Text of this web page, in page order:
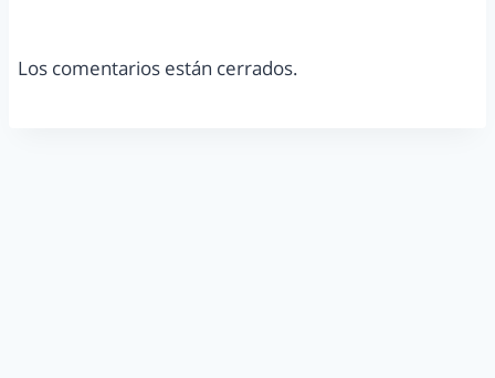
Los comentarios están cerrados.